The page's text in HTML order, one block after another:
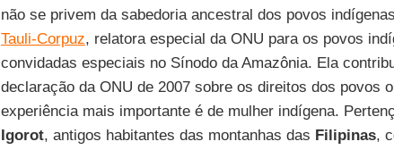
não se privem da sabedoria ancestral dos povos
Tauli-Corpuz, relatora especial da ONU para os povos
convidadas especiais no Sínodo da Amazônia. Ela
declaração da ONU de 2007 sobre os direitos dos povos
experiência mais importante é de mulher indígena.
Igorot, antigos habitantes das montanhas das Filipinas,